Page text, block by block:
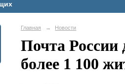
Главная → Новости
Почта России
более 1 100